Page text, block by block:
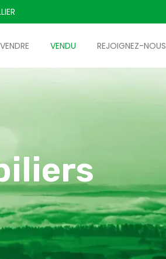
VENDRE VENDU REJOIGNEZ-NOUS